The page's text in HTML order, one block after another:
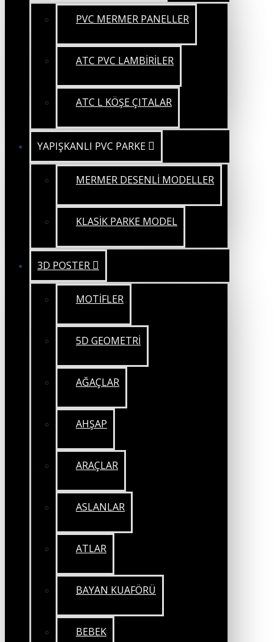
PVC MERMER PANELLER
ATC PVC LAMBİRİLER
ATC L KÖŞE ÇITALAR
YAPIŞKANLI PVC PARKE
MERMER DESENLİ MODELLER
KLASİK PARKE MODEL
3D POSTER
MOTİFLER
5D GEOMETRİ
AĞAÇLAR
AHŞAP
ARAÇLAR
ASLANLAR
ATLAR
BAYAN KUAFÖRÜ
BEBEK